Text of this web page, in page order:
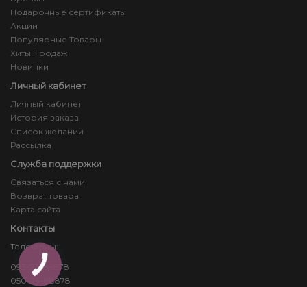
Подарочные сертификаты
Акции
Популярные Товары
Хиты Продаж
Новинки
Личный кабинет
Личный кабинет
История заказа
Список желаний
Рассылка
Служба поддержки
Связаться с нами
Возврат товара
Карта сайта
Контакты
Телефоны:
093-23-88878
050-24-88878
КНОПКА
ЗВ'ЯЗКУ